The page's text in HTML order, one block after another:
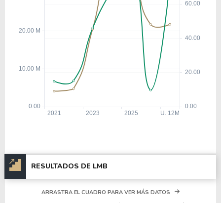
RESULTADOS DE LMB
ARRASTRA EL CUADRO PARA VER MÁS DATOS